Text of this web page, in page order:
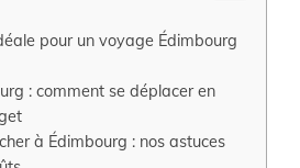
pour un voyage Édimbourg
: comment se déplacer en
à Édimbourg : nos astuces